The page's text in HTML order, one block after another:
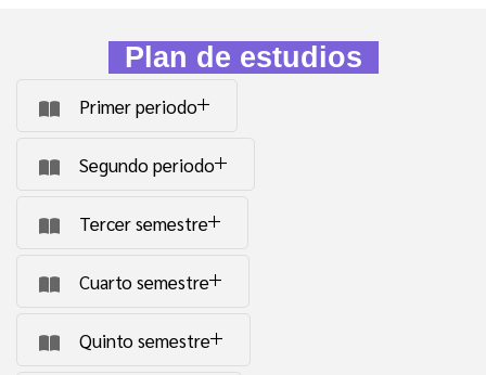
Plan de estudios
Primer periodo
Segundo periodo
Tercer semestre
Cuarto semestre
Quinto semestre